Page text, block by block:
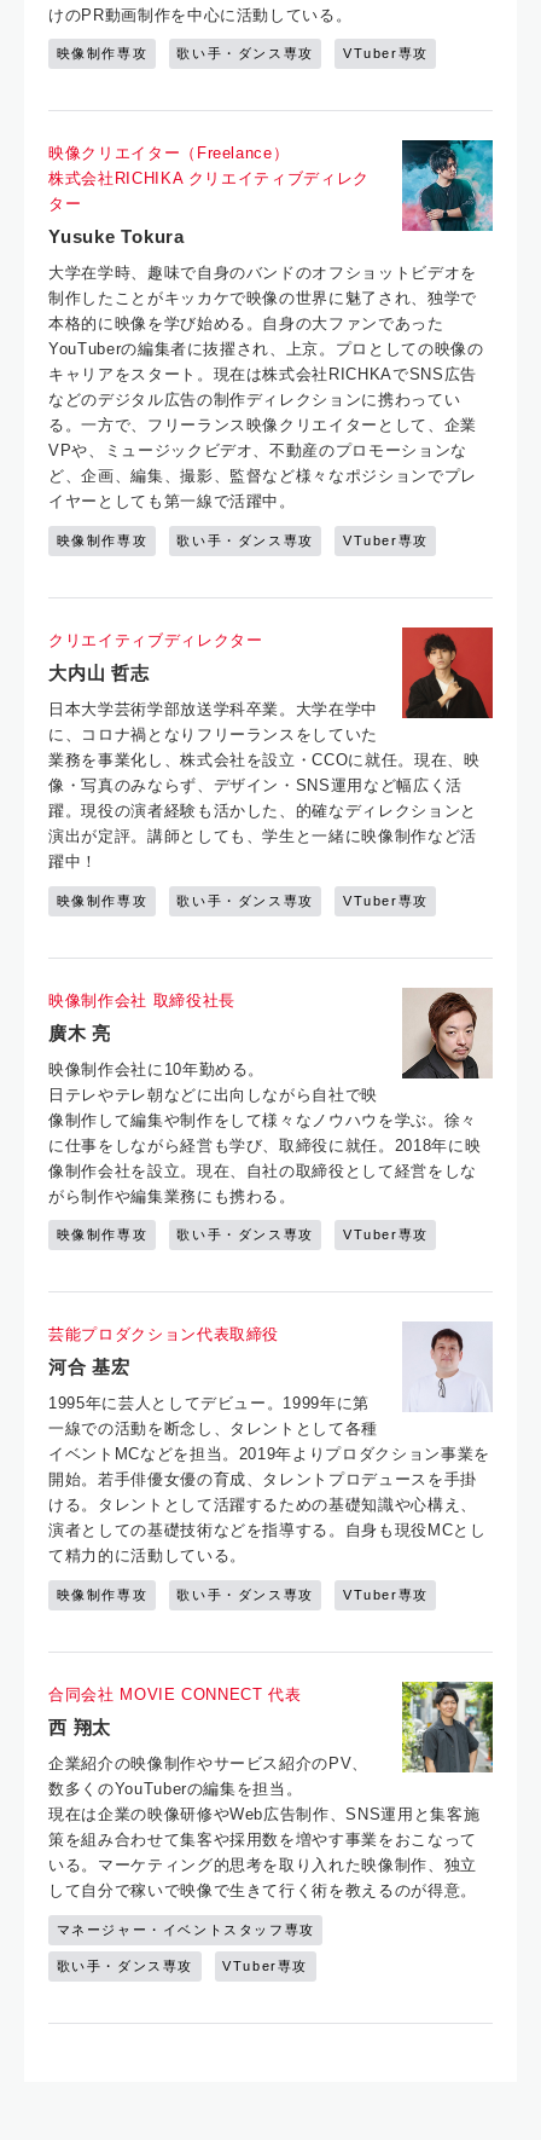
けのPR動画制作を中心に活動している。
映像制作専攻 歌い手・ダンス専攻 VTuber専攻
映像クリエイター（Freelance）
株式会社RICHIKA クリエイティブディレク
ター
Yusuke Tokura
大学在学時、趣味で自身のバンドのオフショットビデオを
制作したことがキッカケで映像の世界に魅了され、独学で
本格的に映像を学び始める。自身の大ファンであった
YouTuberの編集者に抜擢され、上京。プロとしての映像の
キャリアをスタート。現在は株式会社RICHKAでSNS広告
などのデジタル広告の制作ディレクションに携わってい
る。一方で、フリーランス映像クリエイターとして、企業
VPや、ミュージックビデオ、不動産のプロモーションな
ど、企画、編集、撮影、監督など様々なポジションでプレ
イヤーとしても第一線で活躍中。
映像制作専攻 歌い手・ダンス専攻 VTuber専攻
クリエイティブディレクター
大内山 哲志
日本大学芸術学部放送学科卒業。大学在学中
に、コロナ禍となりフリーランスをしていた
業務を事業化し、株式会社を設立・CCOに就任。現在、映
像・写真のみならず、デザイン・SNS運用など幅広く活
躍。現役の演者経験も活かした、的確なディレクションと
演出が定評。講師としても、学生と一緒に映像制作など活
躍中！
映像制作専攻 歌い手・ダンス専攻 VTuber専攻
映像制作会社 取締役社長
廣木 亮
映像制作会社に10年勤める。
日テレやテレ朝などに出向しながら自社で映
像制作して編集や制作をして様々なノウハウを学ぶ。徐々
に仕事をしながら経営も学び、取締役に就任。2018年に映
像制作会社を設立。現在、自社の取締役として経営をしな
がら制作や編集業務にも携わる。
映像制作専攻 歌い手・ダンス専攻 VTuber専攻
芸能プロダクション代表取締役
河合 基宏
1995年に芸人としてデビュー。1999年に第
一線での活動を断念し、タレントとして各種
イベントMCなどを担当。2019年よりプロダクション事業を
開始。若手俳優女優の育成、タレントプロデュースを手掛
ける。タレントとして活躍するための基礎知識や心構え、
演者としての基礎技術などを指導する。自身も現役MCとし
て精力的に活動している。
映像制作専攻 歌い手・ダンス専攻 VTuber専攻
合同会社 MOVIE CONNECT 代表
西 翔太
企業紹介の映像制作やサービス紹介のPV、
数多くのYouTuberの編集を担当。
現在は企業の映像研修やWeb広告制作、SNS運用と集客施
策を組み合わせて集客や採用数を増やす事業をおこなって
いる。マーケティング的思考を取り入れた映像制作、独立
して自分で稼いで映像で生きて行く術を教えるのが得意。
マネージャー・イベントスタッフ専攻
歌い手・ダンス専攻 VTuber専攻